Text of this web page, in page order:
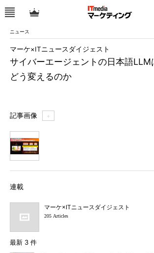
ニュース
サイバーエージェントの日本語LLM
どう変えるのか
マーケ×ITニュースダイジェスト
記事画像 ＋
連載
マーケ×ITニュースダイジェスト
205 Articles
最新 3 件